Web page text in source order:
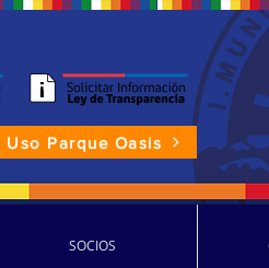
Parque Oasis
SOCIOS